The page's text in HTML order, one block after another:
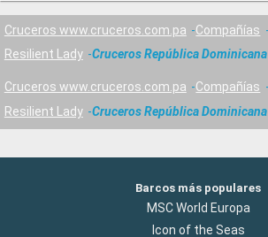
Cruceros www.cruceros.com.pa Compañías
Resilient Lady
Cruceros República Dominicana
Cruceros www.cruceros.com.pa Compañías
Resilient Lady
Cruceros República Dominicana
Barcos más populares
MSC World Europa
Icon of the Seas